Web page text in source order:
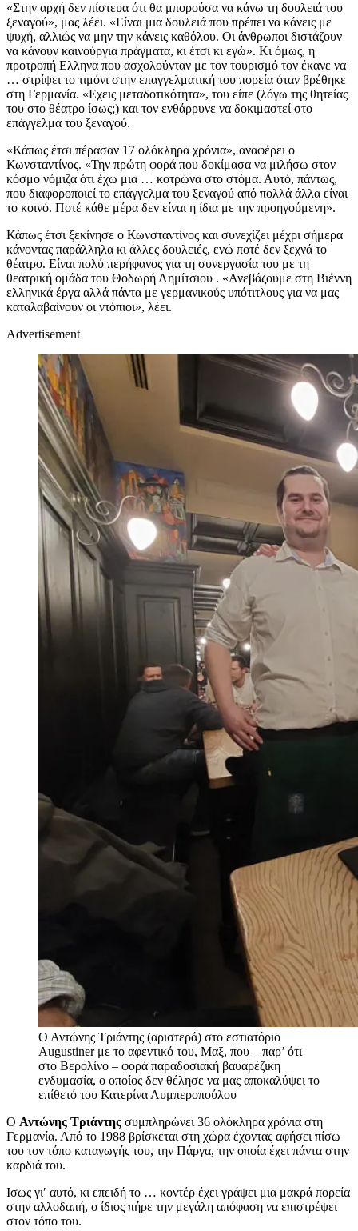
«Στην αρχή δεν πίστευα ότι θα μπορούσα να κάνω τη δουλειά του
ξεναγού», μας λέει. «Είναι μια δουλειά που πρέπει να κάνεις με
ψυχή, αλλιώς να μην την κάνεις καθόλου. Οι άνθρωποι διστάζουν
να κάνουν καινούργια πράγματα, κι έτσι κι εγώ». Κι όμως, η
προτροπή Ελληνα που ασχολούνταν με τον τουρισμό τον έκανε να
… στρίψει το τιμόνι στην επαγγελματική του πορεία όταν βρέθηκε
στη Γερμανία. «Εχεις μεταδοτικότητα», του είπε (λόγω της θητείας
του στο θέατρο ίσως;) και τον ενθάρρυνε να δοκιμαστεί στο
επάγγελμα του ξεναγού.
«Κάπως έτσι πέρασαν 17 ολόκληρα χρόνια», αναφέρει ο
Κωνσταντίνος. «Την πρώτη φορά που δοκίμασα να μιλήσω στον
κόσμο νόμιζα ότι έχω μια … κοτρώνα στο στόμα. Αυτό, πάντως,
που διαφοροποιεί το επάγγελμα του ξεναγού από πολλά άλλα είναι
το κοινό. Ποτέ κάθε μέρα δεν είναι η ίδια με την προηγούμενη».
Κάπως έτσι ξεκίνησε ο Κωνσταντίνος και συνεχίζει μέχρι σήμερα
κάνοντας παράλληλα κι άλλες δουλειές, ενώ ποτέ δεν ξεχνά το
θέατρο. Είναι πολύ περήφανος για τη συνεργασία του με τη
θεατρική ομάδα του Θοδωρή Λημίτσιου . «Ανεβάζουμε στη Βιέννη
ελληνικά έργα αλλά πάντα με γερμανικούς υπότιτλους για να μας
καταλαβαίνουν οι ντόπιοι», λέει.
Advertisement
Ο Αντώνης Τριάντης (αριστερά) στο εστιατόριο
Αugustiner με το αφεντικό του, Μαξ, που – παρ’ ότι
στο Βερολίνο – φορά παραδοσιακή βαυαρέζικη
ενδυμασία, ο οποίος δεν θέλησε να μας αποκαλύψει το
επίθετό του Κατερίνα Λυμπεροπούλου
Ο Αντώνης Τριάντης συμπληρώνει 36 ολόκληρα χρόνια στη
Γερμανία. Από το 1988 βρίσκεται στη χώρα έχοντας αφήσει πίσω
του τον τόπο καταγωγής του, την Πάργα, την οποία έχει πάντα στην
καρδιά του.
Ισως γι′ αυτό, κι επειδή το … κοντέρ έχει γράψει μια μακρά πορεία
στην αλλοδαπή, ο ίδιος πήρε την μεγάλη απόφαση να επιστρέψει
στον τόπο του.